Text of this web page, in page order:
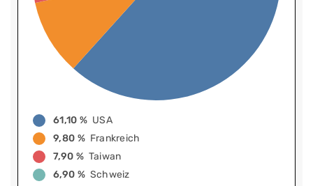
61,10 % USA
9,80 % Frankreich
7,90 % Taiwan
6,90 % Schweiz